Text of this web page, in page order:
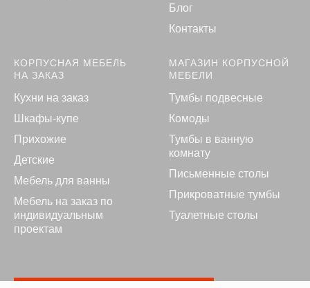
Блог
Контакты
КОРПУСНАЯ МЕБЕЛЬ
НА ЗАКАЗ
Кухни на заказ
Шкафы-купе
Прихожие
Детские
Мебель для ванны
Мебель на заказ по
индивидуальным
проектам
МАГАЗИН КОРПУСНОЙ
МЕБЕЛИ
Тумбы подвесные
Комоды
Тумбы в ванную
комнату
Письменные столы
Прикроватные тумбы
Туалетные столы